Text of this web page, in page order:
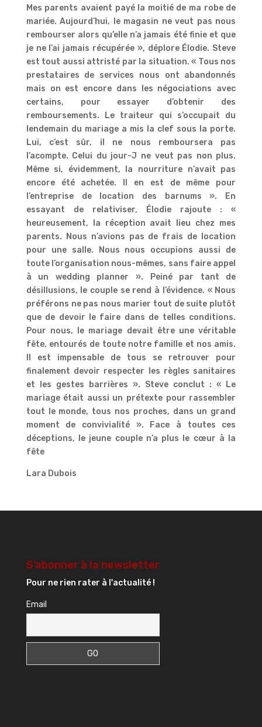
Mes parents avaient payé la moitié de ma robe de
mariée. Aujourd’hui, le magasin ne veut pas nous
rembourser alors qu’elle n’a jamais été finie et que
je ne l’ai jamais récupérée », déplore Élodie. Steve
est tout aussi attristé par la situation. « Tous nos
prestataires de services nous ont abandonnés
mais on est encore dans les négociations avec
certains, pour essayer d’obtenir des
remboursements. Le traiteur qui s’occupait du
lendemain du mariage a mis la clef sous la porte.
Lui, c’est sûr, il ne nous remboursera pas
l’acompte. Celui du jour-J ne veut pas non plus.
Même si, évidemment, la nourriture n’avait pas
encore été achetée. Il en est de même pour
l’entreprise de location des barnums ». En
essayant de relativiser, Élodie rajoute : «
heureusement, la réception avait lieu chez mes
parents. Nous n’avions pas de frais de location
pour une salle. Nous nous occupions aussi de
toute l’organisation nous-mêmes, sans faire appel
à un wedding planner ». Peiné par tant de
désillusions, le couple se rend à l’évidence. « Nous
préférons ne pas nous marier tout de suite plutôt
que de devoir le faire dans de telles conditions.
Pour nous, le mariage devait être une véritable
fête, entourés de toute notre famille et nos amis.
Il est impensable de tous se retrouver pour
finalement devoir respecter les règles sanitaires
et les gestes barrières ». Steve conclut : « Le
mariage était aussi un prétexte pour rassembler
tout le monde, tous nos proches, dans un grand
moment de convivialité ». Face à toutes ces
déceptions, le jeune couple n’a plus le cœur à la
fête
Lara Dubois
S’abonner à la newsletter
Pour ne rien rater à l'actualité !
Email